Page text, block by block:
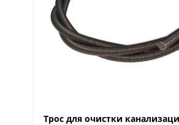
Трос для очистки